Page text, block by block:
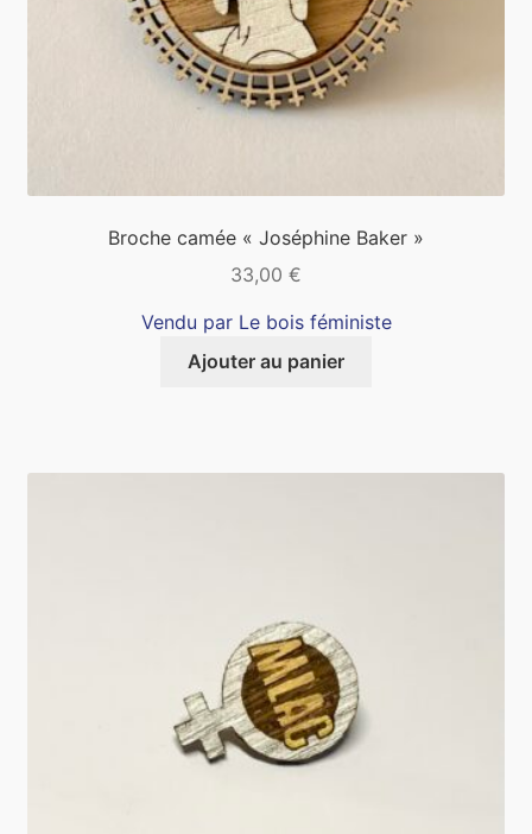
Broche camée « Joséphine Baker »
33,00 €
Vendu par Le bois féministe
Ajouter au panier